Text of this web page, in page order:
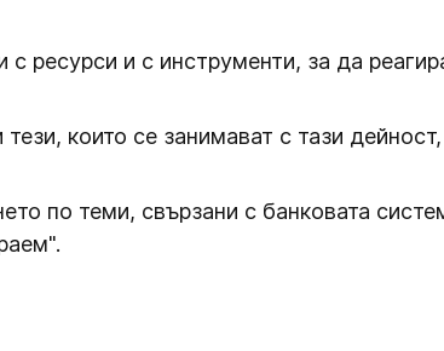
ресурси и с инструменти, за да
които се занимават с тази
по теми, свързани с банковата